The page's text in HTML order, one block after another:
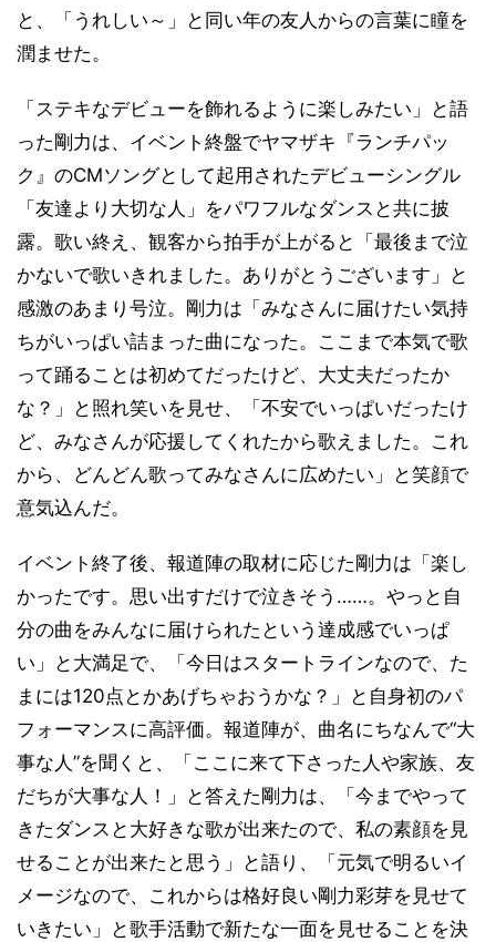
と、「うれしい～」と同い年の友人からの言葉に瞳を
潤ませた。
「ステキなデビューを飾れるように楽しみたい」と語
った剛力は、イベント終盤でヤマザキ『ランチパッ
ク』のCMソングとして起用されたデビューシングル
「友達より大切な人」をパワフルなダンスと共に披
露。歌い終え、観客から拍手が上がると「最後まで泣
かないで歌いきれました。ありがとうございます」と
感激のあまり号泣。剛力は「みなさんに届けたい気持
ちがいっぱい詰まった曲になった。ここまで本気で歌
って踊ることは初めてだったけど、大丈夫だったか
な？」と照れ笑いを見せ、「不安でいっぱいだったけ
ど、みなさんが応援してくれたから歌えました。これ
から、どんどん歌ってみなさんに広めたい」と笑顔で
意気込んだ。
イベント終了後、報道陣の取材に応じた剛力は「楽し
かったです。思い出すだけで泣きそう……。やっと自
分の曲をみんなに届けられたという達成感でいっぱ
い」と大満足で、「今日はスタートラインなので、た
まには120点とかあげちゃおうかな？」と自身初のパ
フォーマンスに高評価。報道陣が、曲名にちなんで“大
事な人”を聞くと、「ここに来て下さった人や家族、友
だちが大事な人！」と答えた剛力は、「今までやって
きたダンスと大好きな歌が出来たので、私の素顔を見
せることが出来たと思う」と語り、「元気で明るいイ
メージなので、これからは格好良い剛力彩芽を見せて
いきたい」と歌手活動で新たな一面を見せることを決